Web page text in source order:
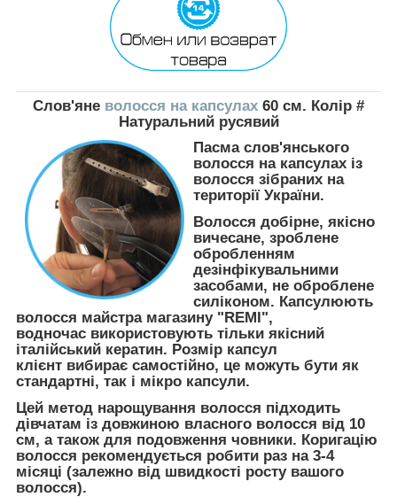
Слов'яне волосся на капсулах 60 см. Колір #
Натуральний русявий
Пасма слов'янського
волосся на капсулах із
волосся зібраних на
території України.
Волосся добірне, якісно
вичесане, зроблене
обробленням
дезінфікувальними
засобами, не оброблене
силіконом. Капсулюють
волосся майстра магазину "REMI",
водночас використовують тільки якісний
італійський кератин. Розмір капсул
клієнт вибирає самостійно, це можуть бути як
стандартні, так і мікро капсули.
Цей метод нарощування волосся підходить
дівчатам із довжиною власного волосся від 10
см, а також для подовження човники. Коригацію
волосся рекомендується робити раз на 3-4
місяці (залежно від швидкості росту вашого
волосся).